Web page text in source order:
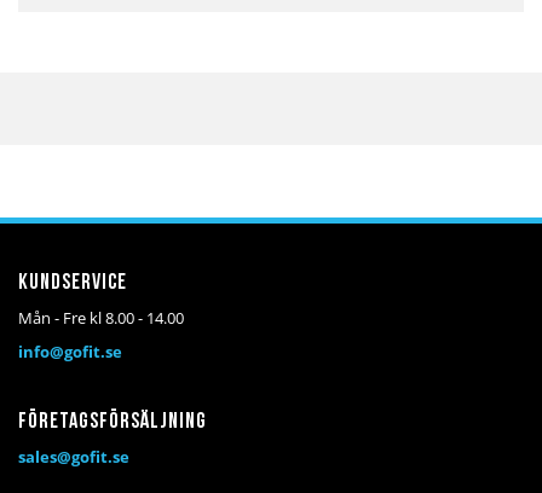
Kundservice
Mån - Fre kl 8.00 - 14.00
info@gofit.se
Företagsförsäljning
sales@gofit.se